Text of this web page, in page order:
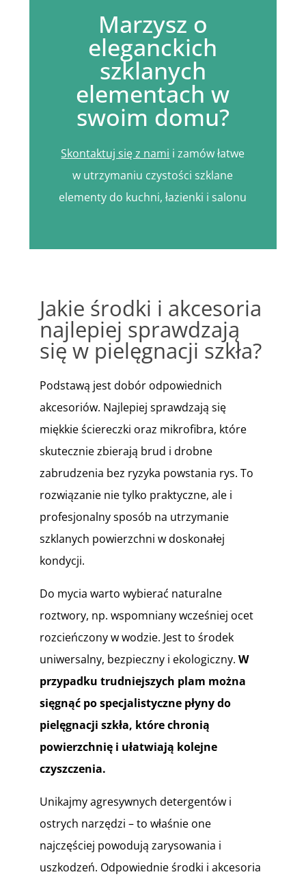
Marzysz o
eleganckich
szklanych
elementach w
swoim domu?
Skontaktuj się z nami i zamów łatwe
w utrzymaniu czystości szklane
elementy do kuchni, łazienki i salonu
Jakie środki i akcesoria
najlepiej sprawdzają
się w pielęgnacji szkła?
Podstawą jest dobór odpowiednich
akcesoriów. Najlepiej sprawdzają się
miękkie ściereczki oraz mikrofibra, które
skutecznie zbierają brud i drobne
zabrudzenia bez ryzyka powstania rys. To
rozwiązanie nie tylko praktyczne, ale i
profesjonalny sposób na utrzymanie
szklanych powierzchni w doskonałej
kondycji.
Do mycia warto wybierać naturalne
roztwory, np. wspomniany wcześniej ocet
rozcieńczony w wodzie. Jest to środek
uniwersalny, bezpieczny i ekologiczny. W
przypadku trudniejszych plam można
sięgnąć po specjalistyczne płyny do
pielęgnacji szkła, które chronią
powierzchnię i ułatwiają kolejne
czyszczenia.
Unikajmy agresywnych detergentów i
ostrych narzędzi – to właśnie one
najczęściej powodują zarysowania i
uszkodzeń. Odpowiednie środki i akcesoria